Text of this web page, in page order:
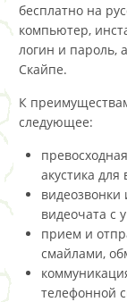
бесплатно на
компьютер,
логин и пароль,
Скайпе.
К
следующее:
акустика для
видеочата с
прием и
смайлами,
телефонной